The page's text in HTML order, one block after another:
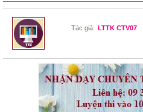
Tác giả: LTTK CTV07